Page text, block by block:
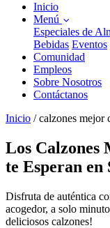
Inicio
Menú
Especiales de
Bebidas Eventos
Comunidad
Empleos
Sobre Nosotros
Contáctanos
Inicio / calzones mejor
Los Calzones
te Esperan en
Disfruta de auténtica
acogedor, a solo
deliciosos calzones!